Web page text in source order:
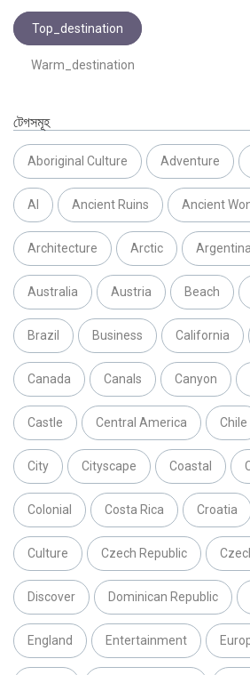
Top_destination
Warm_destination
টেগসমূহ
Aboriginal Culture Adventure
AI Ancient Ruins Ancient
Architecture Arctic Argentina
Australia Austria Beach
Brazil Business California
Canada Canals Canyon
Castle Central America Chile
City Cityscape Coastal
Colonial Costa Rica Croatia
Culture Czech Republic
Discover Dominican Republic
England Entertainment